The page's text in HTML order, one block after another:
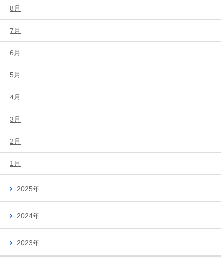
8月
7月
6月
5月
4月
3月
2月
1月
2025年
2024年
2023年